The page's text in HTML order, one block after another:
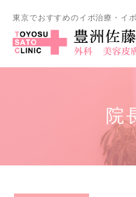
東京でおすすめのイボ治療・イ
院